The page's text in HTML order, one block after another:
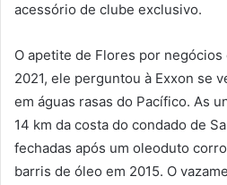
acessório de clube exclusivo.
O apetite de Flores por negócios
2021, ele perguntou à Exxon se
em águas rasas do Pacífico. As
14 km da costa do condado de
fechadas após um oleoduto
barris de óleo em 2015. O